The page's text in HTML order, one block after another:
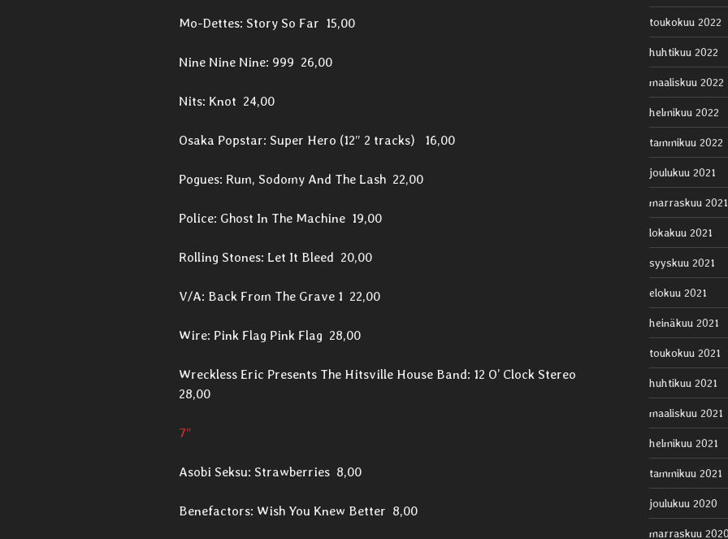
Mo-Dettes: Story So Far 15,00
Nine Nine Nine: 999 26,00
Nits: Knot 24,00
Osaka Popstar: Super Hero (12″ 2 tracks) 16,00
Pogues: Rum, Sodomy And The Lash 22,00
Police: Ghost In The Machine 19,00
Rolling Stones: Let It Bleed 20,00
V/A: Back From The Grave 1 22,00
Wire: Pink Flag Pink Flag 28,00
Wreckless Eric Presents The Hitsville House Band: 12 O’ Clock Stereo
28,00
7″
Asobi Seksu: Strawberries 8,00
Benefactors: Wish You Knew Better 8,00
toukokuu 2022
huhtikuu 2022
maaliskuu 2022
helmikuu 2022
tammikuu 2022
joulukuu 2021
marraskuu 2021
lokakuu 2021
syyskuu 2021
elokuu 2021
heinäkuu 2021
toukokuu 2021
huhtikuu 2021
maaliskuu 2021
helmikuu 2021
tammikuu 2021
joulukuu 2020
marraskuu